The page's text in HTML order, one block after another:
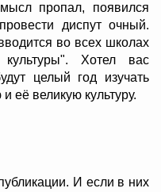
пропал, появился
диспут очный.
во всех школах
Хотел вас
целый год изучать
её великую культуру.
И если в них